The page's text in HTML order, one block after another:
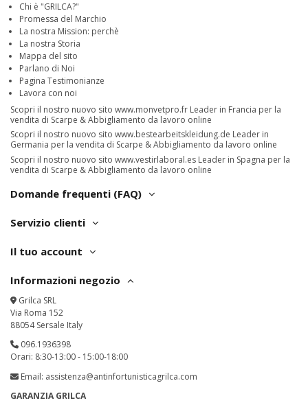
Chi è "GRILCA?"
Promessa del Marchio
La nostra Mission: perchè
La nostra Storia
Mappa del sito
Parlano di Noi
Pagina Testimonianze
Lavora con noi
Scopri il nostro nuovo sito www.monvetpro.fr Leader in Francia per la
vendita di Scarpe & Abbigliamento da lavoro online
Scopri il nostro nuovo sito www.bestearbeitskleidung.de Leader in
Germania per la vendita di Scarpe & Abbigliamento da lavoro online
Scopri il nostro nuovo sito www.vestirlaboral.es Leader in Spagna per la
vendita di Scarpe & Abbigliamento da lavoro online
Domande frequenti (FAQ)
Servizio clienti
Il tuo account
Informazioni negozio
Grilca SRL
Via Roma 152
88054 Sersale Italy
096.1936398
Orari: 8:30-13:00 - 15:00-18:00
Email: assistenza@antinfortunisticagrilca.com
GARANZIA GRILCA